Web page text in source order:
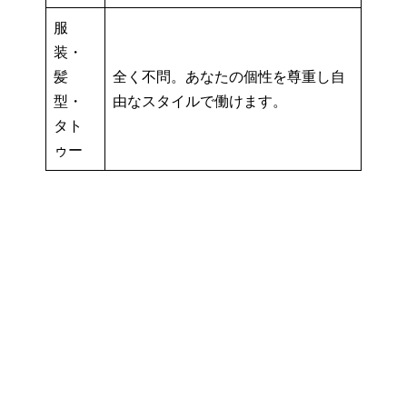
服
装・
髪
型・
タト
ゥー
全く不問。あなたの個性を尊重し自
由なスタイルで働けます。